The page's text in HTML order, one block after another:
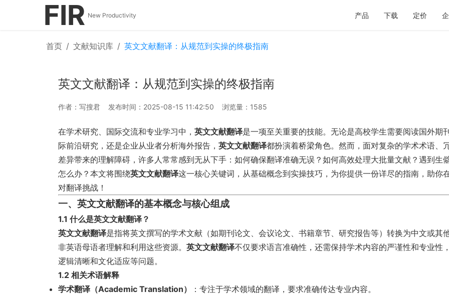
FIR New Productivity 产品 下载 定价
首页 / 文献知识库 / 英文文献翻译：从规范到实操的终极指南
英文文献翻译：从规范到实操的终极指南
作者：写搜君 发布时间：2025-08-15 11:42:50 浏览量：1585
在学术研究、国际交流和专业学习中， 英文文献翻译是一项至关重要的技能。无论是高校学生需要阅读国外期
际前沿研究，还是企业从业者分析海外报告， 英文文献翻译都扮演着桥梁角色。然而，面对复杂的学术术语、
差异带来的理解障碍，许多人常常感到无从下手：如何确保翻译准确无误？如何高效处理大批量文献？遇到生
怎么办？本文将围绕英文文献翻译这一核心关键词，从基础概念到实操技巧，为你提供一份详尽的指南，助你
对翻译挑战！
一、英文文献翻译的基本概念与核心组成
1.1 什么是英文文献翻译？
英文文献翻译是指将英文撰写的学术文献（如期刊论文、会议论文、书籍章节、研究报告等）转换为中文或其
非英语母语者理解和利用这些资源。 英文文献翻译不仅要求语言准确性，还需保持学术内容的严谨性和专业性
逻辑清晰和文化适应等问题。
1.2 相关术语解释
学术翻译（Academic Translation）
：专注于学术领域的翻译，要求准确传达专业内容。